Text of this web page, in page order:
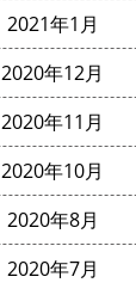
2021年1月
2020年12月
2020年11月
2020年10月
2020年8月
2020年7月